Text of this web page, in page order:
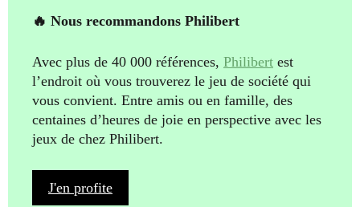
🔥 Nous recommandons Philibert
Avec plus de 40 000 références, Philibert est
l’endroit où vous trouverez le jeu de société qui
vous convient. Entre amis ou en famille, des
centaines d’heures de joie en perspective avec les
jeux de chez Philibert.
J'en profite